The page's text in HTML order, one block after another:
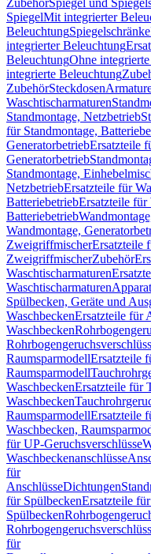
ZubehörSpiegel und
SpiegelMit integrierter
BeleuchtungSpiegelschränke
integrierter Beleuchtung
BeleuchtungOhne
integrierte Beleuchtung
ZubehörSteckdosen
Waschtischarmaturen
Standmontage, Netzbetrieb
für Standmontage,
GeneratorbetriebErsatzteile
Generatorbetrieb
Standmontage,
NetzbetriebErsatzteile für
BatteriebetriebErsatzteile für
Batteriebetrieb
Wandmontage,
ZweigriffmischerErsatzteile
ZweigriffmischerZubehör
Waschtischarmaturen
Waschtischarmaturen
Spülbecken, Geräte und
WaschbeckenErsatzteile für
Waschbecken
RaumsparmodellErsatzteile
Raumsparmodell
WaschbeckenErsatzteile für
Waschbecken
RaumsparmodellErsatzteile
Waschbecken,
für UP-Geruchsverschlüsse
Waschbeckenanschlüsse
für
AnschlüsseDichtungen
für SpülbeckenErsatzteile
Spülbecken
für